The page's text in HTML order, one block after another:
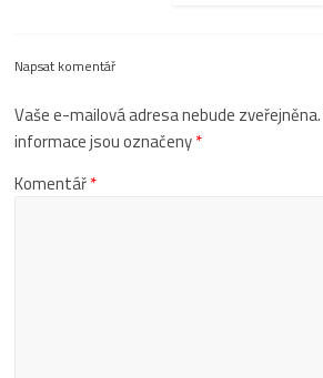
Napsat komentář
Vaše e-mailová adresa nebude zveřejněna.
informace jsou označeny*
Komentář*